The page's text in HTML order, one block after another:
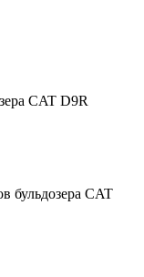
CAT D9R
бульдозера CAT